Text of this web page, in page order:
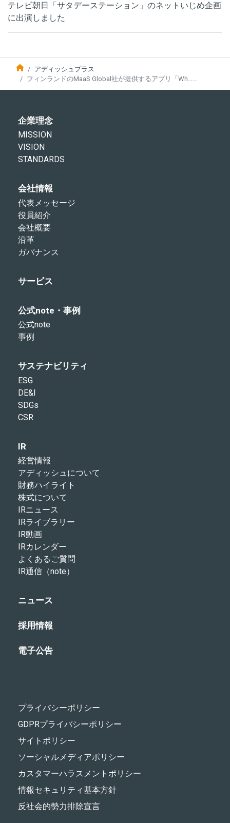
テレビ朝日「サタデーステーション」のネットいじめ企画
に出演しました
アディッシュプラス
フィンランドのMaaS Global社が提供するアプリ「Wh……
企業理念
MISSION
VISION
STANDARDS
会社情報
代表メッセージ
役員紹介
会社概要
沿革
ガバナンス
サービス
公式note・事例
公式note
事例
サステナビリティ
ESG
DE&I
SDGs
CSR
IR
経営情報
アディッシュについて
財務ハイライト
株式について
IRニュース
IRライブラリー
IR動画
IRカレンダー
よくあるご質問
IR通信（note）
ニュース
採用情報
電子公告
プライバシーポリシー
GDPRプライバシーポリシー
サイトポリシー
ソーシャルメディアポリシー
カスタマーハラスメントポリシー
情報セキュリティ基本方針
反社会的勢力排除宣言